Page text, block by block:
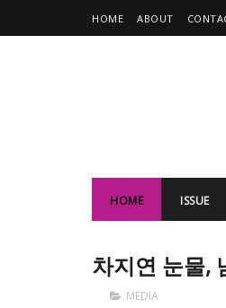
HOME ABOUT
HOME ISSUE
차지연 눈물,
MEDIA